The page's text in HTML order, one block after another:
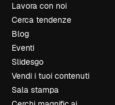
Lavora con noi
Cerca tendenze
Blog
Eventi
Slidesgo
Vendi i tuoi contenuti
Sala stampa